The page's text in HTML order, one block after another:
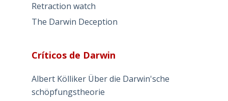
Retraction watch
The Darwin Deception
Críticos de Darwin
Albert Kölliker Über die Darwin'sche
schöpfungstheorie